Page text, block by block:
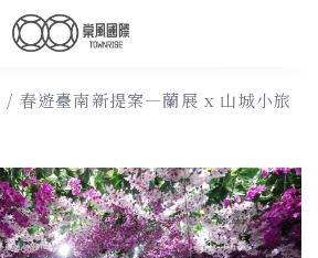
/ 春遊臺南新提案—蘭展 x 山城小旅